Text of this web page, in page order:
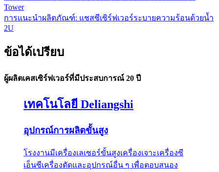
Tower
การแนะนำผลิตภัณฑ์: แชสซีเซิร์ฟเวอร์ระบายความร้อนด้วยน้ำ
2U
ข้อได้เปรียบ
ผู้ผลิตเคสเซิร์ฟเวอร์ที่มีประสบการณ์ 20 ปี
เทคโนโลยี Deliangshi
อุปกรณ์การผลิตขั้นสูง
โรงงานมีเครื่องเลเซอร์ขั้นสูงเครื่องเจาะเครื่องซี
เอ็นซีเครื่องดัดและอุปกรณ์อื่น ๆ เพื่อตอบสนอง